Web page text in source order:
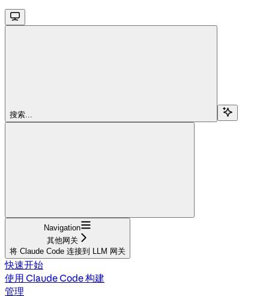
搜索...
Navigation
其他网关
将 Claude Code 连接到 LLM 网关
快速开始
使用 Claude Code 构建
管理